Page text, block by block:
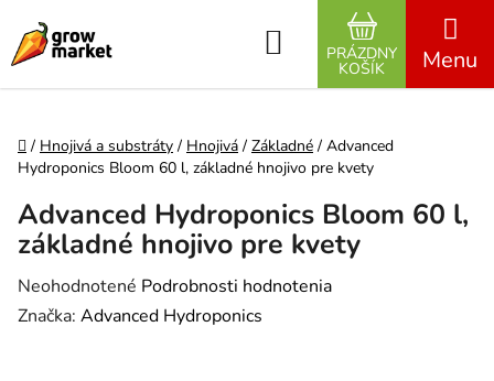
Hľadať
NÁKUPNÝ
PRÁZDNY
KOŠÍK
Domov
/ Hnojivá a substráty / Hnojivá / Základné / Advanced
Hydroponics Bloom 60 l, základné hnojivo pre kvety
Advanced Hydroponics Bloom 60 l,
základné hnojivo pre kvety
Priemerné hodnotenie produktu je 0,0 z 5 hviezdičiek.
Neohodnotené Podrobnosti hodnotenia
Značka: Advanced Hydroponics